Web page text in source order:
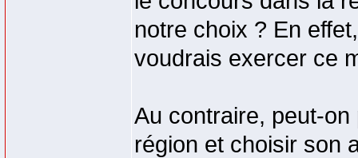
notre choix ? En
voudrais exercer ce
Au contraire, peut-
région et choisir son